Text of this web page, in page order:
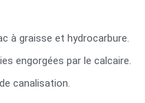
à graisse et hydrocarbure.
engorgées par le calcaire.
canalisation.